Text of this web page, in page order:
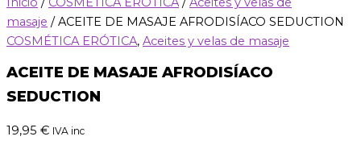
masaje / ACEITE DE MASAJE AFRODISÍACO SEDUCTION
COSMÉTICA ERÓTICA, Aceites y velas de masaje
ACEITE DE MASAJE AFRODISÍACO
SEDUCTION
19,95 € IVA inc